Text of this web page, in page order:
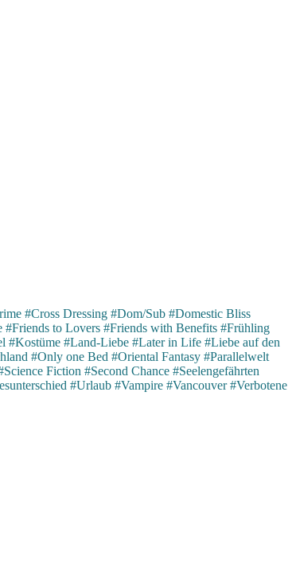
#Cross Dressing #Dom/Sub #Domestic Bliss
#Friends to Lovers #Friends with Benefits #Frühling
#Kostüme #Land-Liebe #Later in Life #Liebe auf den
#Only one Bed #Oriental Fantasy #Parallelwelt
Fiction #Second Chance #Seelengefährten
#Urlaub #Vampire #Vancouver #Verbotene